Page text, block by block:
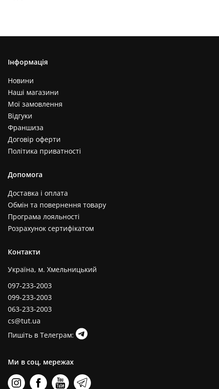
Інформація
Новини
Наші магазини
Мої замовлення
Відгуки
Франшиза
Договір оферти
Політика приватності
Допомога
Доставка і оплата
Обмін та повернення товару
Програма лояльності
Розрахунок сертифікатом
Контакти
Україна, м. Хмельницький
097-233-2003
099-233-2003
063-233-2003
cs@tut.ua
Пишіть в Телеграм:
Ми в соц. мережах